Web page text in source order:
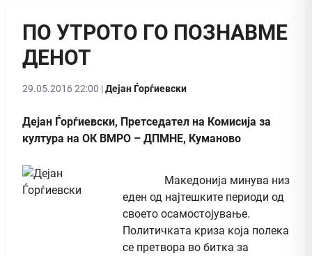
ПО УТРОТО ГО ПОЗНАВМЕ
ДЕНОТ
29.05.2016 22:00 |Дејан Ѓорѓиевски
Дејан Ѓорѓиевски, Претседател на Комисија за
култура на ОК ВМРО – ДПМНЕ, Куманово
Македонија минува низ
еден од најтешките периоди од
своето осамостојување.
Политичката криза која полека
се претвора во битка за